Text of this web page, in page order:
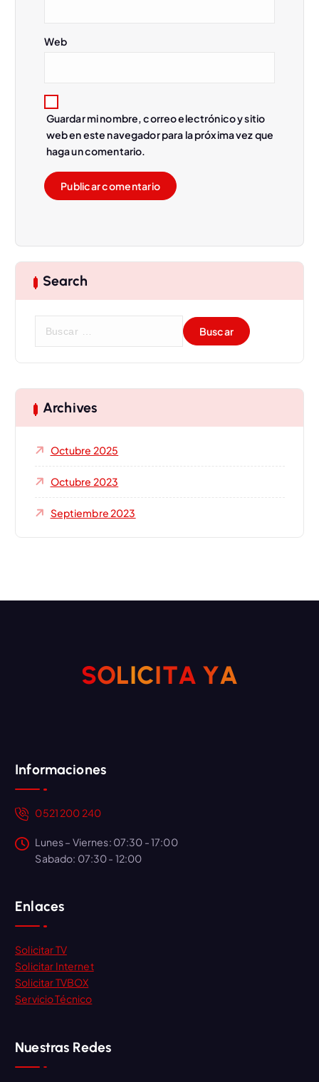
Web
Guardar mi nombre, correo electrónico y sitio
web en este navegador para la próxima vez que
haga un comentario.
Search
a
r Archives
Octubre 2025
Octubre 2023
Septiembre 2023
SOLICITA YA
Informaciones
0521 200 240
Lunes – Viernes: 07:30 - 17:00
Sabado: 07:30 - 12:00
Enlaces
Solicitar TV
Solicitar Internet
Solicitar TVBOX
Servicio Técnico
Nuestras Redes